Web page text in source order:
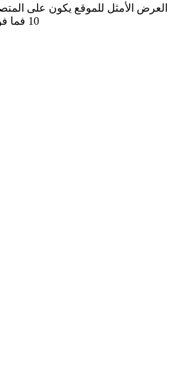
العرض الأمثل للموقع يكون على
10 فما فوق، فيرفوكس، سفاري و كروم